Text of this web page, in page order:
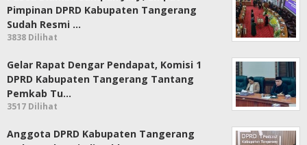
Pimpinan DPRD Kabupaten Tangerang
Sudah Resmi …
3838 Dilihat
Gelar Rapat Dengar Pendapat, Komisi 1
DPRD Kabupaten Tangerang Tantang
Pemkab Tu…
3517 Dilihat
Anggota DPRD Kabupaten Tangerang